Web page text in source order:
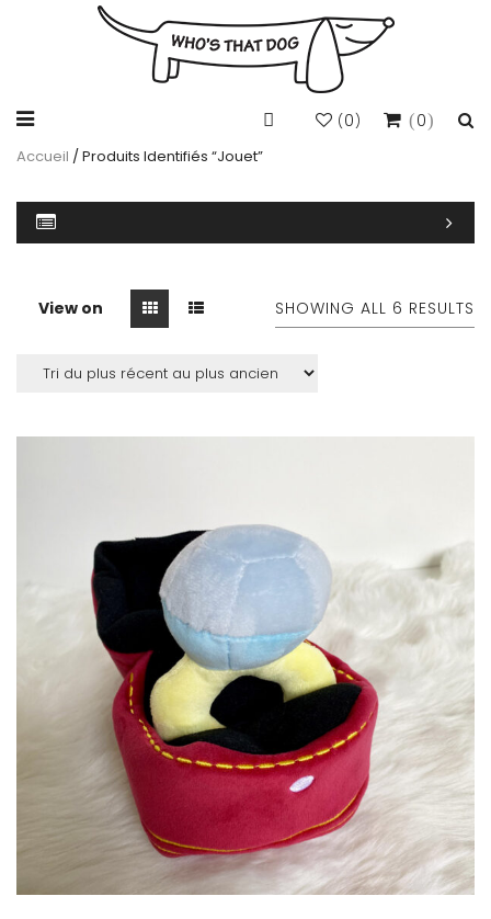
0
(0)
Accueil / Produits Identifiés “jouet”
View on SHOWING ALL 6 RESULTS